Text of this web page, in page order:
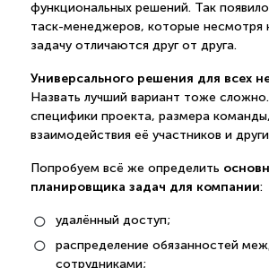
функциональных решений. Так
таск-менеджеров, которые
задачу отличаются друг от друга.
Универсального решения для всех
Назвать лучший вариант тоже
специфики проекта, размера
взаимодействия её участников и
Попробуем всё же определить
планировщика задач для компании:
удалённый доступ;
распределение обязанностей
сотрудниками;